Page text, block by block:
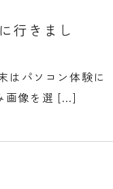
行きまし
はパソコン体験に
画像を選 […]